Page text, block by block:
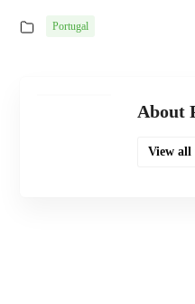
Portugal
About
View all